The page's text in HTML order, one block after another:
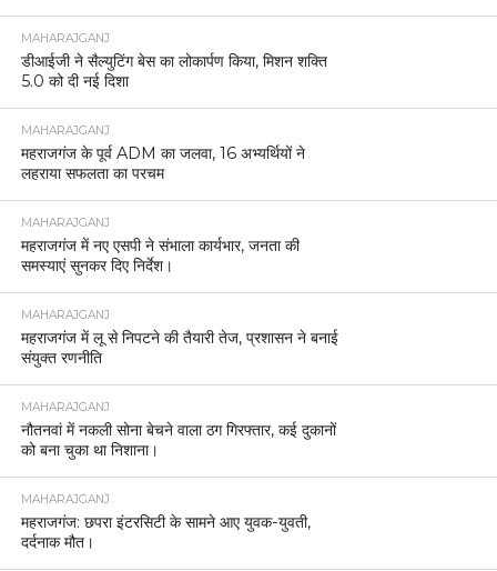
MAHARAJGANJ
डीआईजी ने सैल्युटिंग बेस का लोकार्पण किया, मिशन शक्ति
5.0 को दी नई दिशा
MAHARAJGANJ
महराजगंज के पूर्व ADM का जलवा, 16 अभ्यर्थियों ने
लहराया सफलता का परचम
MAHARAJGANJ
महराजगंज में नए एसपी ने संभाला कार्यभार, जनता की
समस्याएं सुनकर दिए निर्देश।
MAHARAJGANJ
महराजगंज में लू से निपटने की तैयारी तेज, प्रशासन ने बनाई
संयुक्त रणनीति
MAHARAJGANJ
नौतनवां में नकली सोना बेचने वाला ठग गिरफ्तार, कई दुकानों
को बना चुका था निशाना।
MAHARAJGANJ
महराजगंज: छपरा इंटरसिटी के सामने आए युवक-युवती,
दर्दनाक मौत।